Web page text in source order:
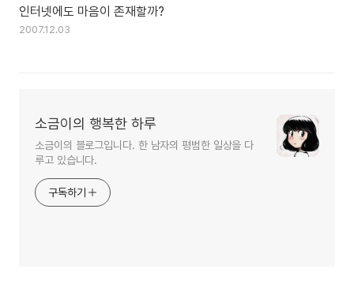
인터넷에도 마음이 존재할까?
2007.12.03
소금이의 행복한 하루
소금이의 블로그입니다. 한 남자의 평범한 일상을 다
루고 있습니다.
구독하기